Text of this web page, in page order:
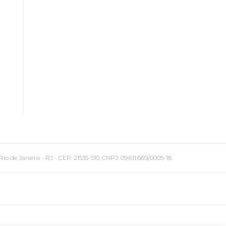
Janeiro - RJ - CEP: 21535-510. CNPJ: 09.611.669/0005-18